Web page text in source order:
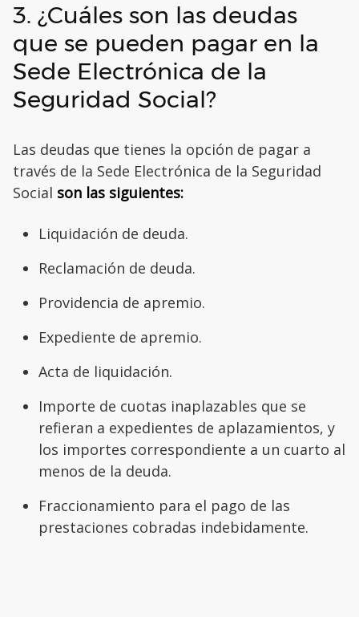
3. ¿Cuáles son las deudas
que se pueden pagar en la
Sede Electrónica de la
Seguridad Social?
Las deudas que tienes la opción de pagar a
través de la Sede Electrónica de la Seguridad
Social son las siguientes:
Liquidación de deuda.
Reclamación de deuda.
Providencia de apremio.
Expediente de apremio.
Acta de liquidación.
Importe de cuotas inaplazables que se
refieran a expedientes de aplazamientos, y
los importes correspondiente a un cuarto al
menos de la deuda.
Fraccionamiento para el pago de las
prestaciones cobradas indebidamente.